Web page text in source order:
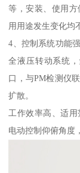
等，安装、使用
用用途发生变化均
4、控制系统功能
全液压转动系统
口，与PM检测仪
扩散。
工作效率高、适用
电动控制仰俯角度